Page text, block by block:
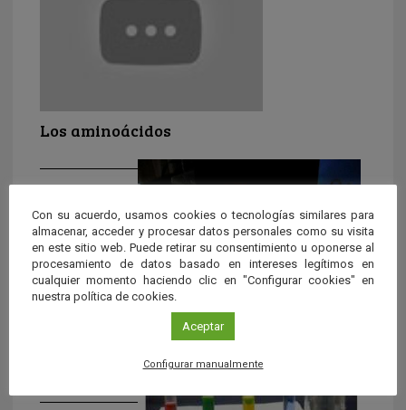
Los aminoácidos
Fluorescencia y fosforescencia
Con su acuerdo, usamos cookies o tecnologías similares para
almacenar, acceder y procesar datos personales como su visita
en este sitio web. Puede retirar su consentimiento u oponerse al
procesamiento de datos basado en intereses legítimos en
cualquier momento haciendo clic en "Configurar cookies" en
nuestra política de cookies.
Aceptar
Configurar manualmente